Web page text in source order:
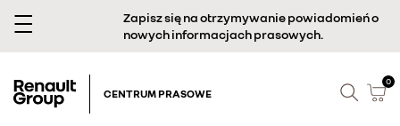
Zapisz się na otrzymywanie powiadomień o
nowych informacjach prasowych.
CENTRUM PRASOWE
0